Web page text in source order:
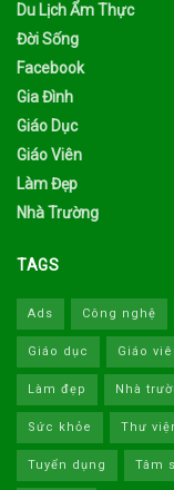
Du Lịch Ẩm Thực
Đời Sống
Facebook
Gia Đình
Giáo Dục
Giáo Viên
Làm Đẹp
Nhà Trường
TAGS
Ads Công nghệ
Giáo dục Giáo
Làm đẹp Nhà
Sức khỏe Thư
Tuyển dụng Tâm